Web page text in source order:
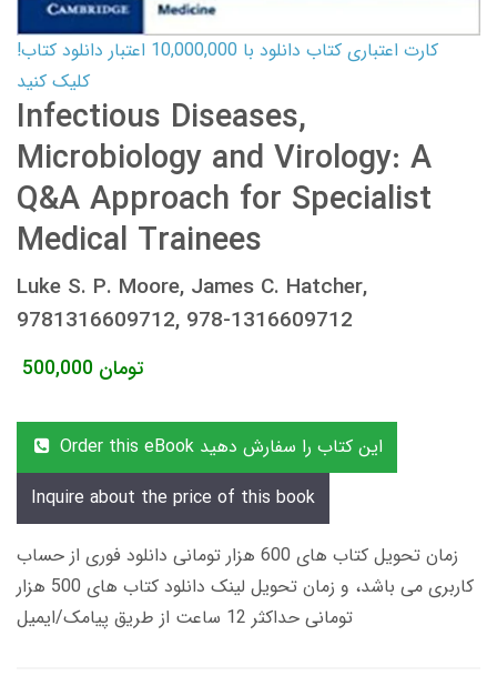
کارت اعتباری کتاب دانلود با 10,000,000 اعتبار دانلود کتاب!
کلیک کنید
Infectious Diseases,
Microbiology and Virology: A
Q&A Approach for Specialist
Medical Trainees
Luke S. P. Moore, James C. Hatcher,
9781316609712, 978-1316609712
500,000 تومان
Order this eBook این کتاب را سفارش دهید
Inquire about the price of this book
زمان تحویل کتاب های 600 هزار تومانی دانلود فوری از حساب
کاربری می باشد، و زمان تحویل لینک دانلود کتاب های 500 هزار
تومانی حداکثر 12 ساعت از طریق پیامک/ایمیل